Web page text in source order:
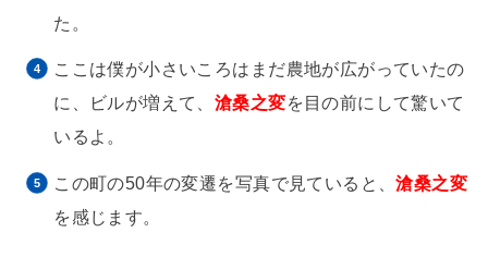
た。
ここは僕が小さいころはまだ農地が広がっていたの
に、ビルが増えて、 滄桑之変を目の前にして驚いて
いるよ。
この町の50年の変遷を写真で見ていると、滄桑之変
を感じます。